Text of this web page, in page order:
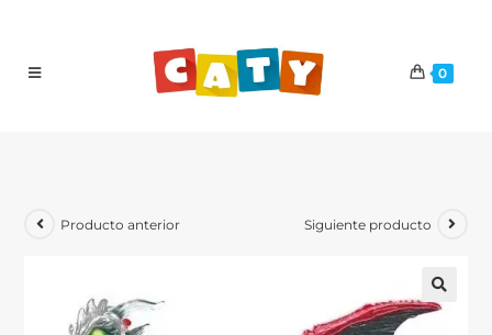
0
Producto anterior Siguiente producto